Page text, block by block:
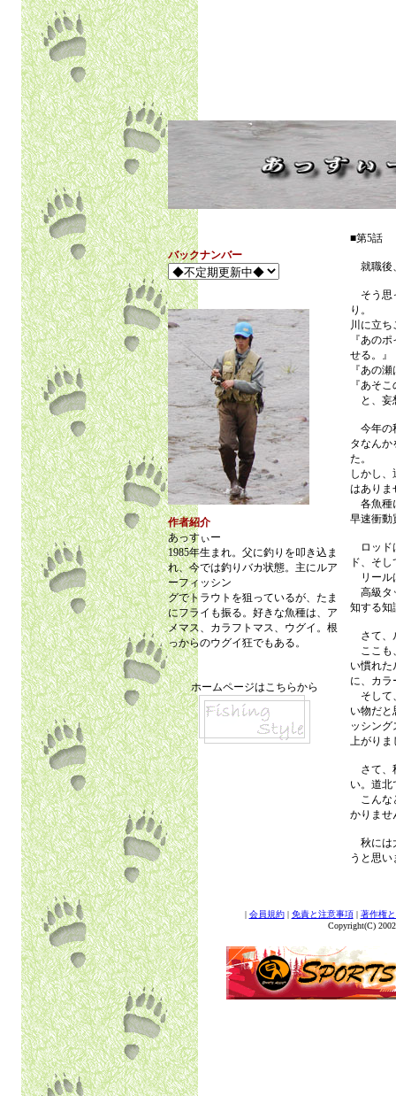
バックナンバー
作者紹介
あっすぃー
1985年生まれ。父に釣りを叩き込ま
れ、今では釣りバカ状態。主にルア
ーフィッシン
グでトラウトを狙っているが、たま
にフライも振る。好きな魚種は、ア
メマス、カラフトマス、ウグイ。根
っからのウグイ狂でもある。
ホームページはこちらから
■第5話
就職後
そう思
り。
川に立
『あの
せる。』
『あの
『あそ
と、妄
今年の
タなんか
た。
しかし
はありま
各魚種
早速衝動
ロッド
ド、そ
リール
高級タ
知する知
さて、
ここも
い慣れた
に、カラ
そして
い物だと
ッシン
上がりま
さて、
い。道北
こんな
かりませ
秋には
うと思
| 会員規約| 免責と注意事項| 著作権
Copyright(C)